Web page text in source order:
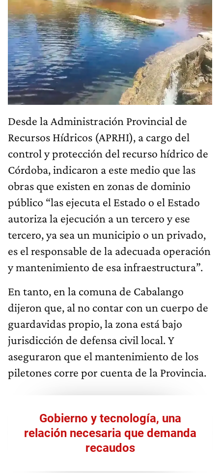
Desde la Administración Provincial de
Recursos Hídricos (APRHI), a cargo del
control y protección del recurso hídrico de
Córdoba, indicaron a este medio que las
obras que existen en zonas de dominio
público “las ejecuta el Estado o el Estado
autoriza la ejecución a un tercero y ese
tercero, ya sea un municipio o un privado,
es el responsable de la adecuada operación
y mantenimiento de esa infraestructura”.
En tanto, en la comuna de Cabalango
dijeron que, al no contar con un cuerpo de
guardavidas propio, la zona está bajo
jurisdicción de defensa civil local. Y
aseguraron que el mantenimiento de los
piletones corre por cuenta de la Provincia.
Gobierno y tecnología, una
relación necesaria que demanda
recaudos